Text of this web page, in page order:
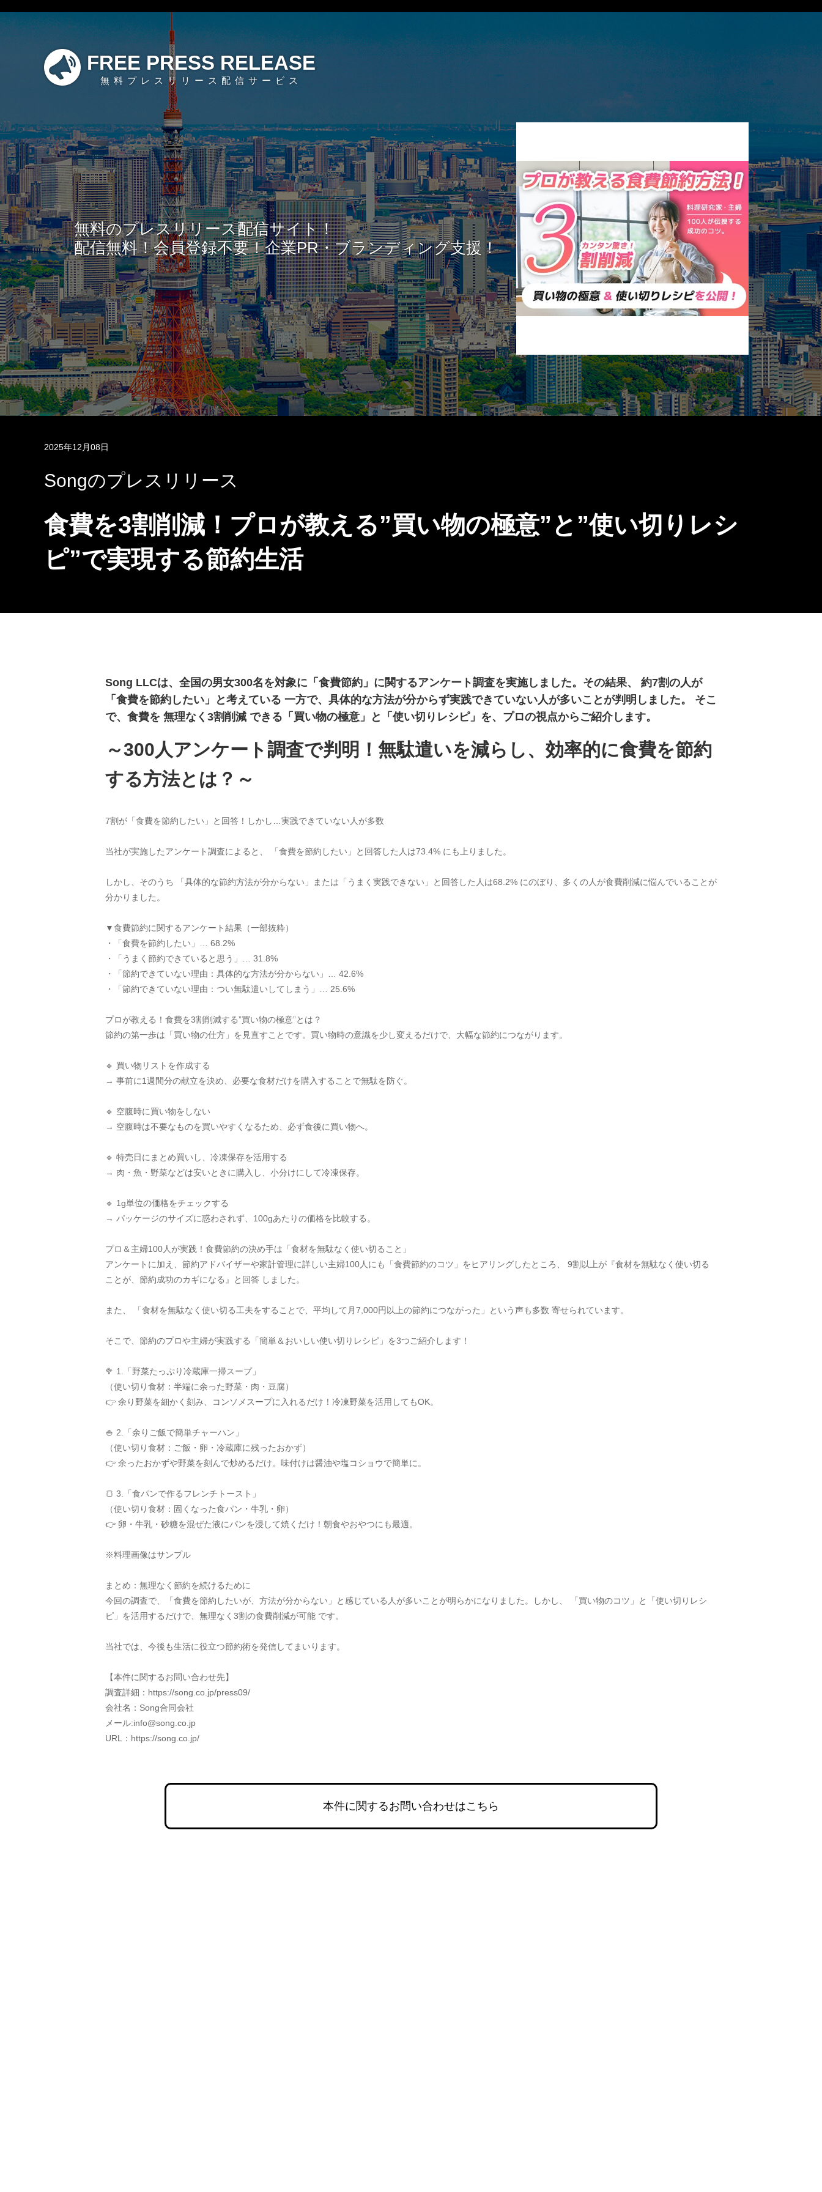
FREE PRESS RELEASE
無料プレスリリース配信サービス
無料のプレスリリース配信サイト！
配信無料！会員登録不要！企業PR・ブランディング支援！
2025年12月08日
Songのプレスリリース
食費を3割削減！プロが教える”買い物の極意”と”使い切りレシ
ピ”で実現する節約生活
Song LLCは、全国の男女300名を対象に「食費節約」に関するアンケート調査を実施しました。その結果、 約7割の人が
「食費を節約したい」と考えている 一方で、具体的な方法が分からず実践できていない人が多いことが判明しました。 そこ
で、食費を 無理なく3割削減 できる「買い物の極意」と「使い切りレシピ」を、プロの視点からご紹介します。
～300人アンケート調査で判明！無駄遣いを減らし、効率的に食費を節約
する方法とは？～
7割が「食費を節約したい」と回答！しかし…実践できていない人が多数
当社が実施したアンケート調査によると、 「食費を節約したい」と回答した人は73.4% にも上りました。
しかし、そのうち 「具体的な節約方法が分からない」または「うまく実践できない」と回答した人は68.2% にのぼり、多くの人が食費削減に悩んでいることが
分かりました。
▼食費節約に関するアンケート結果（一部抜粋）
・「食費を節約したい」… 68.2%
・「うまく節約できていると思う」… 31.8%
・「節約できていない理由：具体的な方法が分からない」… 42.6%
・「節約できていない理由：つい無駄遣いしてしまう」… 25.6%
プロが教える！食費を3割削減する”買い物の極意”とは？
節約の第一歩は「買い物の仕方」を見直すことです。買い物時の意識を少し変えるだけで、大幅な節約につながります。
🔹 買い物リストを作成する
→ 事前に1週間分の献立を決め、必要な食材だけを購入することで無駄を防ぐ。
🔹 空腹時に買い物をしない
→ 空腹時は不要なものを買いやすくなるため、必ず食後に買い物へ。
🔹 特売日にまとめ買いし、冷凍保存を活用する
→ 肉・魚・野菜などは安いときに購入し、小分けにして冷凍保存。
🔹 1g単位の価格をチェックする
→ パッケージのサイズに惑わされず、100gあたりの価格を比較する。
プロ＆主婦100人が実践！食費節約の決め手は「食材を無駄なく使い切ること」
アンケートに加え、節約アドバイザーや家計管理に詳しい主婦100人にも「食費節約のコツ」をヒアリングしたところ、 9割以上が『食材を無駄なく使い切る
ことが、節約成功のカギになる』と回答 しました。
また、 「食材を無駄なく使い切る工夫をすることで、平均して月7,000円以上の節約につながった」という声も多数 寄せられています。
そこで、節約のプロや主婦が実践する「簡単＆おいしい使い切りレシピ」を3つご紹介します！
🥦 1.「野菜たっぷり冷蔵庫一掃スープ」
（使い切り食材：半端に余った野菜・肉・豆腐）
👉 余り野菜を細かく刻み、コンソメスープに入れるだけ！冷凍野菜を活用してもOK。
🍚 2.「余りご飯で簡単チャーハン」
（使い切り食材：ご飯・卵・冷蔵庫に残ったおかず）
👉 余ったおかずや野菜を刻んで炒めるだけ。味付けは醤油や塩コショウで簡単に。
🍞 3.「食パンで作るフレンチトースト」
（使い切り食材：固くなった食パン・牛乳・卵）
👉 卵・牛乳・砂糖を混ぜた液にパンを浸して焼くだけ！朝食やおやつにも最適。
※料理画像はサンプル
まとめ：無理なく節約を続けるために
今回の調査で、「食費を節約したいが、方法が分からない」と感じている人が多いことが明らかになりました。しかし、 「買い物のコツ」と「使い切りレシ
ピ」を活用するだけで、無理なく3割の食費削減が可能 です。
当社では、今後も生活に役立つ節約術を発信してまいります。
【本件に関するお問い合わせ先】
調査詳細：https://song.co.jp/press09/
会社名：Song合同会社
メール:info@song.co.jp
URL：https://song.co.jp/
本件に関するお問い合わせはこちら